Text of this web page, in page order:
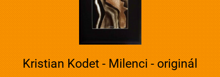
Kristian Kodet - Milenci - originál